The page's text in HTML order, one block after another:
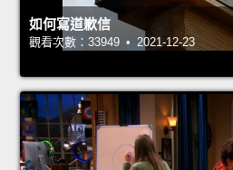
如何寫道歉信
觀看次數：33949 • 2021-12-23